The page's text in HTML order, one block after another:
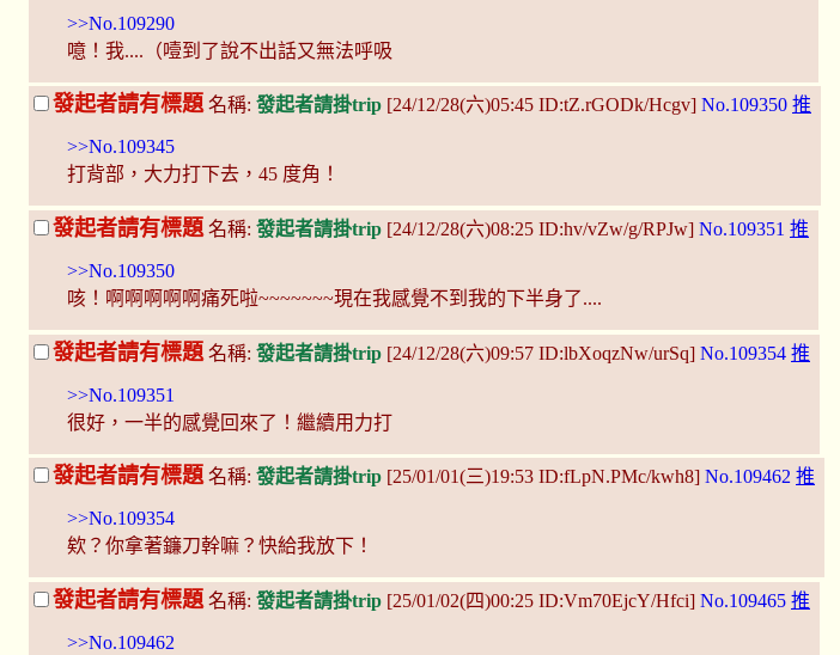
>>No.109290
噫！我....（噎到了說不出話又無法呼吸
發起者請有標題名稱: 發起者請掛trip [24/12/28(六)05:45 ID:tZ.rGODk/Hcgv] No.109350 推
>>No.109345
打背部，大力打下去，45 度角！
發起者請有標題 名稱: 發起者請掛trip [24/12/28(六)08:25 ID:hv/vZw/g/RPJw] No.109351 推
>>No.109350
咳！啊啊啊啊啊痛死啦~~~~~~~現在我感覺不到我的下半身了....
發起者請有標題 名稱: 發起者請掛trip [24/12/28(六)09:57 ID:lbXoqzNw/urSq] No.109354 推
>>No.109351
很好，一半的感覺回來了！繼續用力打
發起者請有標題名稱: 發起者請掛trip [25/01/01(三)19:53 ID:fLpN.PMc/kwh8] No.109462 推
>>No.109354
欸？你拿著鐮刀幹嘛？快給我放下！
發起者請有標題 名稱: 發起者請掛trip [25/01/02(四)00:25 ID:Vm70EjcY/Hfci] No.109465 推
>>No.109462